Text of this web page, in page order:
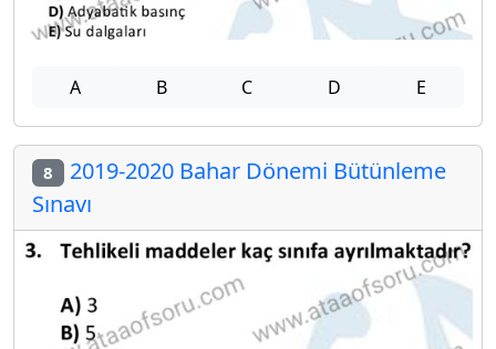
A B C D E
8 2019-2020 Bahar Dönemi Bütünleme
Sınavı